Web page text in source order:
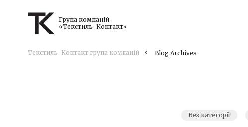
Група компаній
«Текстиль-Контакт»
Текстиль-Контакт група компаній Blog Archives
Без категорії